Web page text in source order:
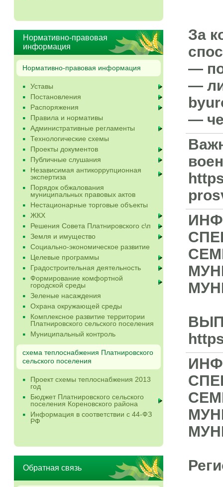
Нормативно-правовая
информация
Нормативно-правовая информация
Уставы
Постановления
Распоряжения
Правила и нормативы
Административные регламенты
Технологические схемы
Проекты документов
Публичные слушания
Независимая антикоррупционная
экспертиза
Порядок обжалования
муниципальных правовых актов
Нестационарные торговые объекты
ЖКХ
Решения Совета Платнировского с\п
Земля и имущество
Социально-экономическое развитие
Целевые программы
Градостроительная деятельность
Формирование комфортной
городской среды
Зеленые насаждения
Охрана окружающей среды
Комплексное развитие территории
Платнировского сельского поселения
Муниципальный контроль
схема теплоснабжения Платнировского
сельского поселения
Проект схемы теплоснабжения 2013
год
Бюджет Платнировского сельского
поселения Кореновского района
Информация в соответствии с 44-ФЗ
РФ
Обратная связь
За
— по
—
—